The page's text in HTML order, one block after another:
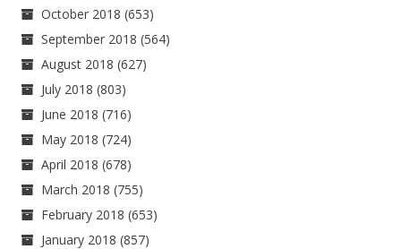
October 2018 (653)
September 2018 (564)
August 2018 (627)
July 2018 (803)
June 2018 (716)
May 2018 (724)
April 2018 (678)
March 2018 (755)
February 2018 (653)
January 2018 (857)